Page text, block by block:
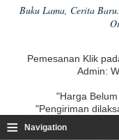
Buku Lama, Cerita
Pemesanan Klik
Admin:
"Harga
"Pengiriman
≡ Navigation